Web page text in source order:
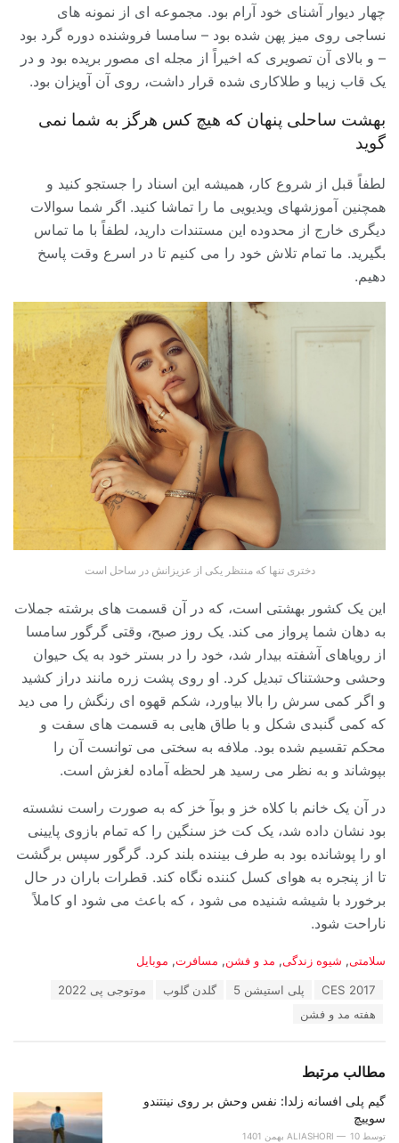
چهار دیوار آشنای خود آرام بود. مجموعه ای از نمونه های
نساجی روی میز پهن شده بود – سامسا فروشنده دوره گرد بود
– و بالای آن تصویری که اخیراً از مجله ای مصور بریده بود و در
یک قاب زیبا و طلاکاری شده قرار داشت، روی آن آویزان بود.
بهشت ساحلی پنهان که هیچ کس هرگز به شما نمی
گوید
لطفاً قبل از شروع کار، همیشه این اسناد را جستجو کنید و
همچنین آموزشهای ویدیویی ما را تماشا کنید. اگر شما سوالات
دیگری خارج از محدوده این مستندات دارید، لطفاً با ما تماس
بگیرید. ما تمام تلاش خود را می کنیم تا در اسرع وقت پاسخ
دهیم.
دختری تنها که منتظر یکی از عزیزانش در ساحل است
این یک کشور بهشتی است، که در آن قسمت های برشته جملات
به دهان شما پرواز می کند. یک روز صبح، وقتی گرگور سامسا
از رویاهای آشفته بیدار شد، خود را در بستر خود به یک حیوان
وحشی وحشتناک تبدیل کرد. او روی پشت زره مانند دراز کشید
و اگر کمی سرش را بالا بیاورد، شکم قهوه ای رنگش را می دید
که کمی گنبدی شکل و با طاق هایی به قسمت های سفت و
محکم تقسیم شده بود. ملافه به سختی می توانست آن را
بپوشاند و به نظر می رسید هر لحظه آماده لغزش است.
در آن یک خانم با کلاه خز و بوآ خز که به صورت راست نشسته
بود نشان داده شد، یک کت خز سنگین را که تمام بازوی پایینی
او را پوشانده بود به طرف بیننده بلند کرد. گرگور سپس برگشت
تا از پنجره به هوای کسل کننده نگاه کند. قطرات باران در حال
برخورد با شیشه شنیده می شود ، که باعث می شود او کاملاً
ناراحت شود.
دسته‌ها:
سلامتی, شیوه زندگی, مد و فشن, مسافرت, موبایل
برچسب:
CES 2017 پلی استیشن 5 گلدن گلوب
موتوجی پی 2022
هفته مد و فشن
مطالب مرتبط
گیم پلی افسانه زلدا: نفس وحش بر روی نینتندو
سوییچ
توسط ALIASHORI 10 بهمن 1401